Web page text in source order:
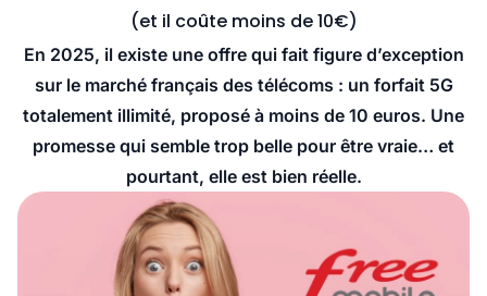
(et il coûte moins de 10€)
En 2025, il existe une offre qui fait figure d’exception
sur le marché français des télécoms : un forfait 5G
totalement illimité, proposé à moins de 10 euros. Une
promesse qui semble trop belle pour être vraie… et
pourtant, elle est bien réelle.